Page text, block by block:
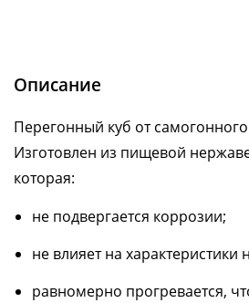
Описание
Перегонный куб от
Изготовлен из пищевой
которая:
не подвергается коррозии;
не влияет на характеристики
равномерно прогревается,